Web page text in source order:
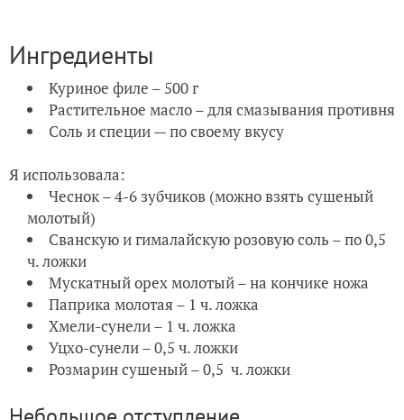
Ингредиенты
Куриное филе – 500 г
Растительное масло – для смазывания противня
Соль и специи — по своему вкусу
Я использовала:
Чеснок – 4-6 зубчиков (можно взять сушеный
молотый)
Сванскую и гималайскую розовую соль – по 0,5
ч. ложки
Мускатный орех молотый – на кончике ножа
Паприка молотая – 1 ч. ложка
Хмели-сунели – 1 ч. ложка
Уцхо-сунели – 0,5 ч. ложки
Розмарин сушеный – 0,5 ч. ложки